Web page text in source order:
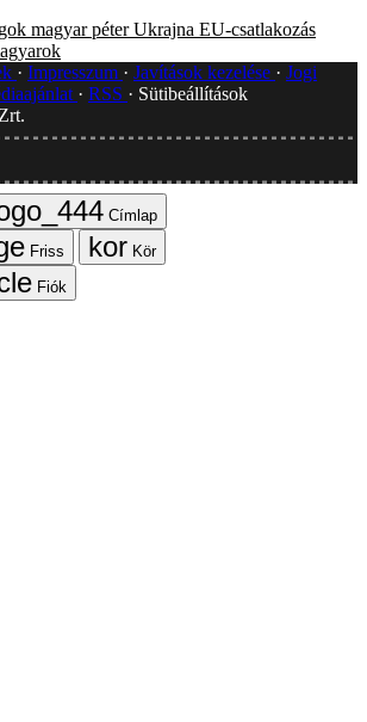
magyar péter Ukrajna EU-csatlakozás
Impresszum Javítások kezelése
Jogi
RSS
Sütibeállítások
Címlap
Friss
Kör
Fiók